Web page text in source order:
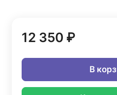
12 350 ₽
В